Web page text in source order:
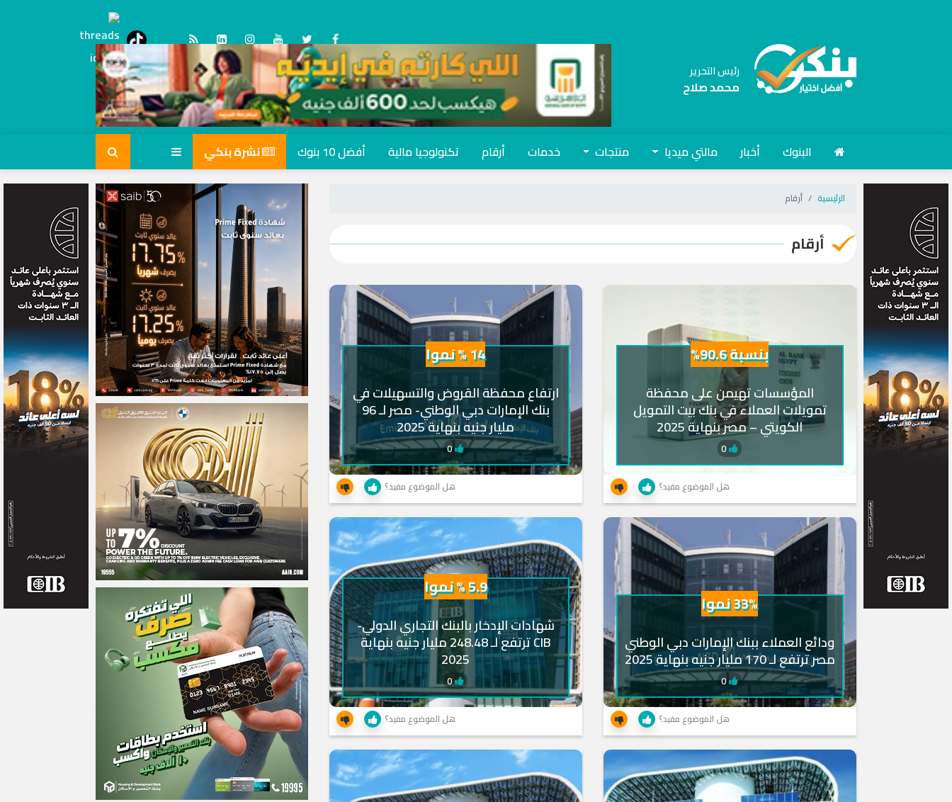
tiktok
Threads
رئيس التحرير
محمد صلاح
البنوك أخبار مالتي ميديا منتجات خدمات أرقام تكنولوجيا مالية أفضل 10 بنوك نشرة بنكي
الرئيسية أرقام
أرقام
بنسبة 90.6%
المؤسسات تهيمن على محفظة
تمويلات العملاء في بنك بيت التمويل
الكويتي – مصر بنهاية 2025
0
هل الموضوع مفيد؟
14 % نموا
ارتفاع محفظة القروض والتسهيلات في
بنك الإمارات دبي الوطني- مصر لـ 96
مليار جنيه بنهاية 2025
0
هل الموضوع مفيد؟
33% نموا
ودائع العملاء ببنك الإمارات دبي الوطني
مصر ترتفع لـ 170 مليار جنيه بنهاية 2025
0
هل الموضوع مفيد؟
5.9 % نموا
شهادات الإدخار بالبنك التجاري الدولي-
CIB ترتفع لـ 248.48 مليار جنيه بنهاية
2025
0
هل الموضوع مفيد؟